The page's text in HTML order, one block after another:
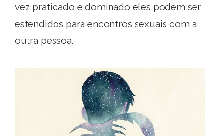
vez praticado e dominado eles podem ser
estendidos para encontros sexuais com a
outra pessoa.